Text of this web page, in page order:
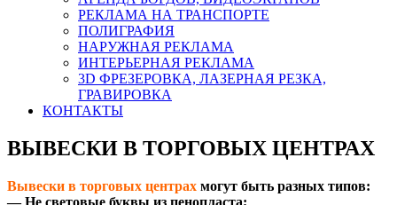
РЕКЛАМА НА ТРАНСПОРТЕ
ПОЛИГРАФИЯ
НАРУЖНАЯ РЕКЛАМА
ИНТЕРЬЕРНАЯ РЕКЛАМА
3D ФРЕЗЕРОВКА, ЛАЗЕРНАЯ РЕЗКА,
ГРАВИРОВКА
КОНТАКТЫ
ВЫВЕСКИ В ТОРГОВЫХ ЦЕНТРАХ
Вывески в торговых центрах могут быть разных типов:
— Не световые буквы из пенопласта;